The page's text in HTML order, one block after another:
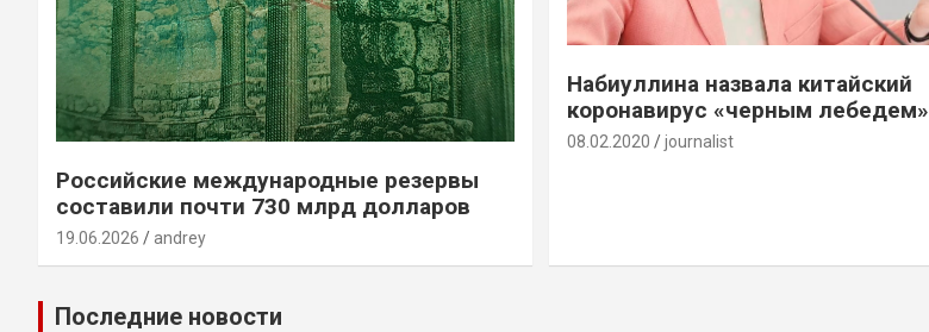
Российские международные резервы
составили почти 730 млрд долларов
19.06.2026 andrey
Набиуллина назвала китайский
коронавирус «черным лебедем»
08.02.2020 journalist
Последние новости